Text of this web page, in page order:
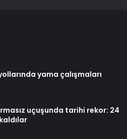
yama çalışmaları
uçuşunda tarihi rekor: 24